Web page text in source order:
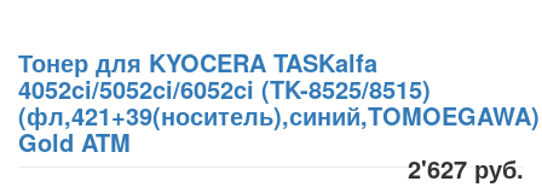
Тонер для KYOCERA TASKalfa
4052ci/5052ci/6052ci (TK-8525/8515)
(фл,421+39(носитель),синий,TOMOEGAWA)
Gold ATM
2'627 руб.